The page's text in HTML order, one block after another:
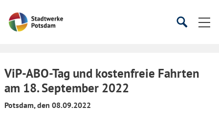
Startseite
SucheSuche
ViP-ABO-Tag und kostenfreie Fahrten
am 18. September 2022
Potsdam, den 08.09.2022